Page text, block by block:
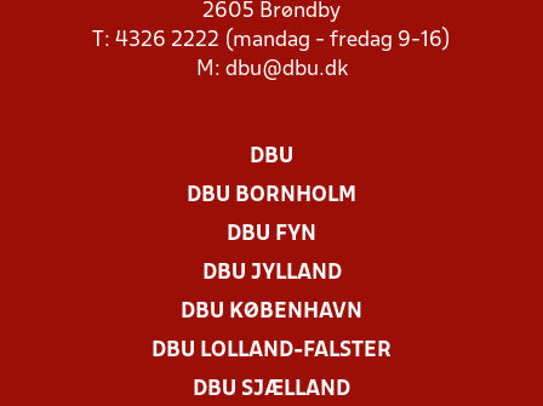
2605 Brøndby
T: 4326 2222 (mandag - fredag 9-16)
M: dbu@dbu.dk
DBU
DBU BORNHOLM
DBU FYN
DBU JYLLAND
DBU KØBENHAVN
DBU LOLLAND-FALSTER
DBU SJÆLLAND